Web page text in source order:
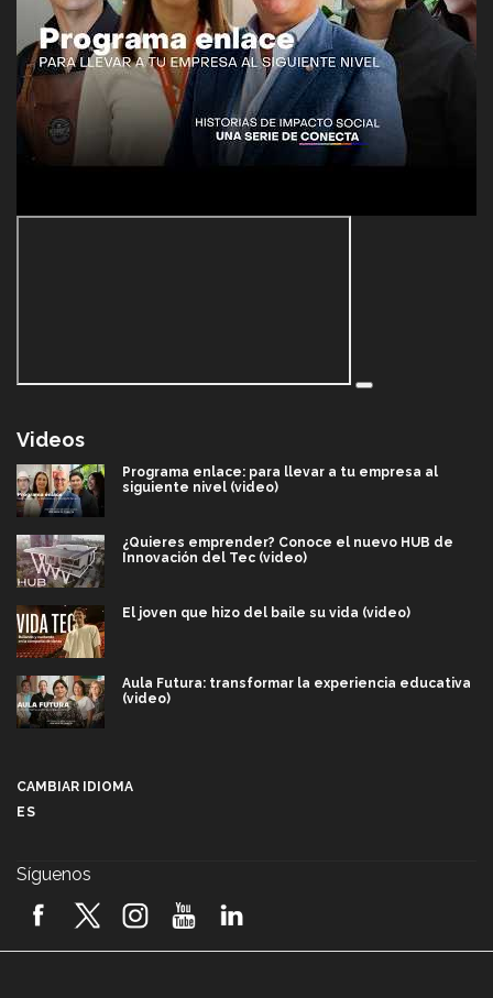
Videos
Programa enlace: para llevar a tu empresa al
siguiente nivel (video)
¿Quieres emprender? Conoce el nuevo HUB de
Innovación del Tec (video)
El joven que hizo del baile su vida (video)
Aula Futura: transformar la experiencia educativa
(video)
2026! (video)
CAMBIAR IDIOMA
ES
Síguenos